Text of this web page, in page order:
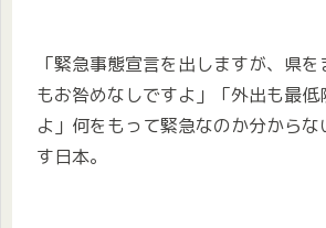
「緊急事態宣言を出しますが、県
もお咎めなしですよ」「外出も最低
よ」何をもって緊急なのか分から
す日本。